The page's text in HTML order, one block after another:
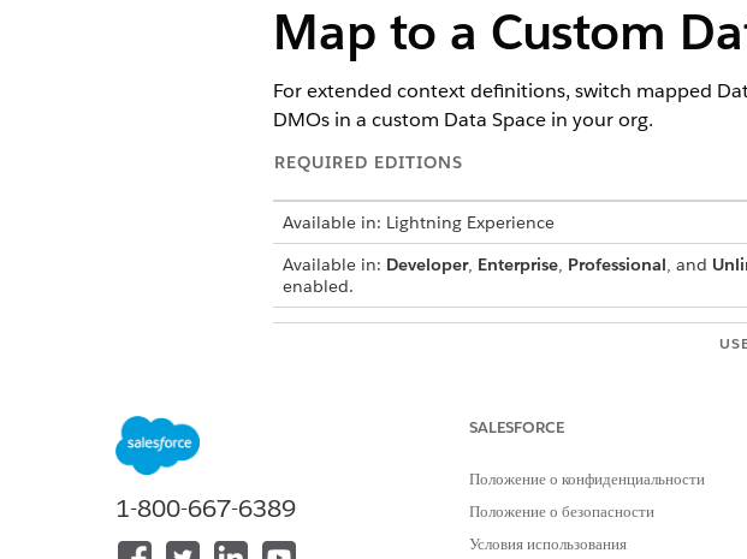
Map to a Custom
For extended context definitions, switch mapped
DMOs in a custom Data Space in your org.
REQUIRED EDITIONS
Available in: Lightning Experience
Available in: Developer, Enterprise, Professional, and
enabled.
In Setup, find and selectContext Definitions
1-800-667-6389
SALESFORCE
Положение о конфиденциальности
Положение о безопасности
Условия использования